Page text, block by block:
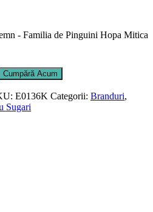
- Familia de Pinguini Hopa Mitica
Cumpără Acum
E0136K Categorii: Branduri,
Sugari